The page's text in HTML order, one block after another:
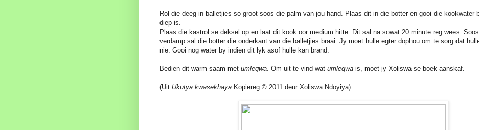
Rol die deeg in balletjies so groot soos die palm van jou hand. Plaas dit in die botter en gooi die kookwater
diep is.
Plaas die kastrol se deksel op en laat dit kook oor medium hitte. Dit sal na sowat 20 minute reg wees.
verdamp sal die botter die onderkant van die balletjies braai. Jy moet hulle egter dophou om te sorg dat
nie. Gooi nog water by indien dit lyk asof hulle kan brand.
Bedien dit warm saam met umleqwa. Om uit te vind wat umleqwa is, moet jy Xoliswa se boek aanskaf.
(Uit Ukutya kwasekhaya Kopiereg © 2011 deur Xoliswa Ndoyiya)